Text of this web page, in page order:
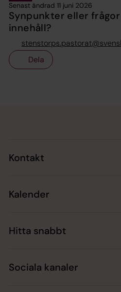
Senast ändrad 11 juni 2026
Synpunkter eller
innehåll?
Dela
Kontakt
Kalender
Hitta snabbt
Sociala kanaler